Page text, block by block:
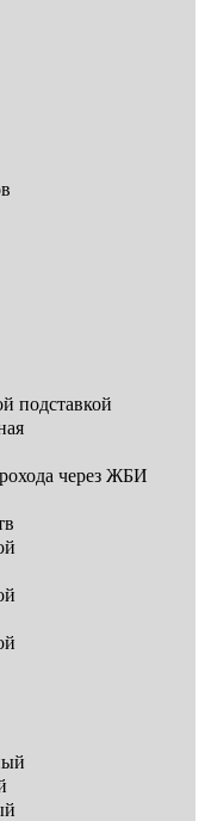
подставкой
через ЖБИ